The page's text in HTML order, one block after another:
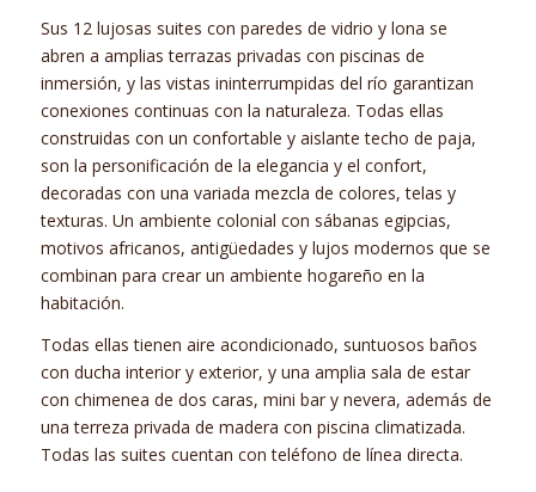
Sus 12 lujosas suites con paredes de vidrio y lona se
abren a amplias terrazas privadas con piscinas de
inmersión, y las vistas ininterrumpidas del río garantizan
conexiones continuas con la naturaleza. Todas ellas
construidas con un confortable y aislante techo de paja,
son la personificación de la elegancia y el confort,
decoradas con una variada mezcla de colores, telas y
texturas. Un ambiente colonial con sábanas egipcias,
motivos africanos, antigüedades y lujos modernos que se
combinan para crear un ambiente hogareño en la
habitación.
Todas ellas tienen aire acondicionado, suntuosos baños
con ducha interior y exterior, y una amplia sala de estar
con chimenea de dos caras, mini bar y nevera, además de
una terreza privada de madera con piscina climatizada.
Todas las suites cuentan con teléfono de línea directa.